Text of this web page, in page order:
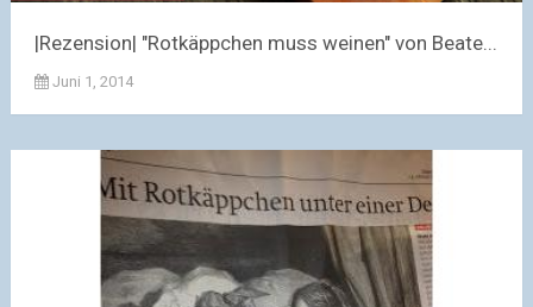
|Rezension| "Rotkäppchen muss weinen" von Beate...
Juni 1, 2014